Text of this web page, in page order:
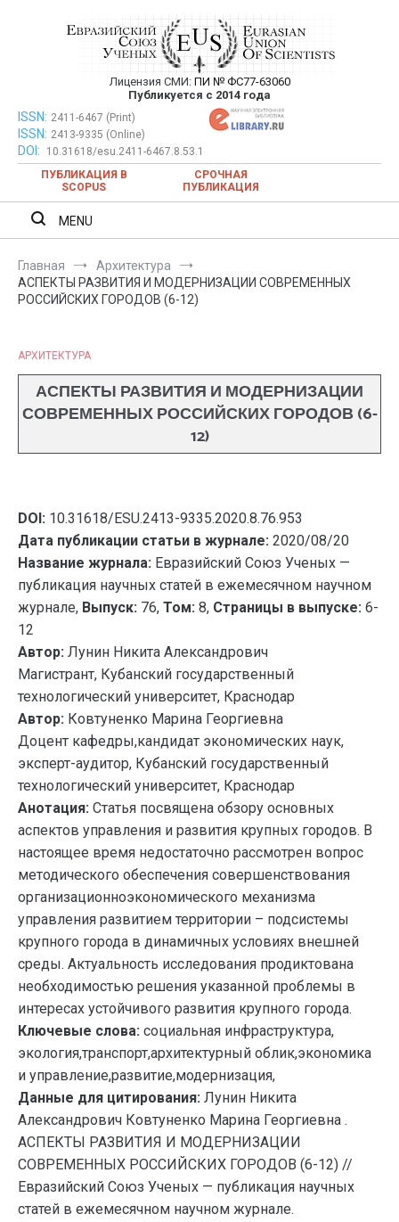
Евразийский Союз Ученых —
публикация научных статей в
ежемесячном научном журнале
Лицензия СМИ: ПИ № ФС77-63060
Публикуется с 2014 года
Евразийский Союз Ученых — публикация научных статей в
ежемесячном научном журнале
ISSN: 2411-6467 (Print)
ISSN: 2413-9335 (Online)
DOI:
10.31618/esu.2411-6467.8.53.1
ПУБЛИКАЦИЯ В
SCOPUS
СРОЧНАЯ
ПУБЛИКАЦИЯ
MENU
Главная
Архитектура
АСПЕКТЫ РАЗВИТИЯ И МОДЕРНИЗАЦИИ СОВРЕМЕННЫХ
РОССИЙСКИХ ГОРОДОВ (6-12)
АРХИТЕКТУРА
АСПЕКТЫ РАЗВИТИЯ И МОДЕРНИЗАЦИИ
СОВРЕМЕННЫХ РОССИЙСКИХ ГОРОДОВ (6-
12)
DOI: 10.31618/ESU.2413-9335.2020.8.76.953
Дата публикации статьи в журнале: 2020/08/20
Название журнала: Евразийский Союз Ученых —
публикация научных статей в ежемесячном научном
журнале, Выпуск: 76, Том: 8, Страницы в выпуске: 6-
12
Автор: Лунин Никита Александрович
Магистрант, Кубанский государственный
технологический университет, Краснодар
Автор: Ковтуненко Марина Георгиевна
Доцент кафедры,кандидат экономических наук,
эксперт-аудитор, Кубанский государственный
технологический университет, Краснодар
Анотация: Статья посвящена обзору основных
аспектов управления и развития крупных городов. В
настоящее время недостаточно рассмотрен вопрос
методического обеспечения совершенствования
организационноэкономического механизма
управления развитием территории – подсистемы
крупного города в динамичных условиях внешней
среды. Актуальность исследования продиктована
необходимостью решения указанной проблемы в
интересах устойчивого развития крупного города.
Ключевые слова: социальная инфраструктура,
экология,транспорт,архитектурный облик,экономика
и управление,развитие,модернизация,
Данные для цитирования: Лунин Никита
Александрович Ковтуненко Марина Георгиевна .
АСПЕКТЫ РАЗВИТИЯ И МОДЕРНИЗАЦИИ
СОВРЕМЕННЫХ РОССИЙСКИХ ГОРОДОВ (6-12) //
Евразийский Союз Ученых — публикация научных
статей в ежемесячном научном журнале.